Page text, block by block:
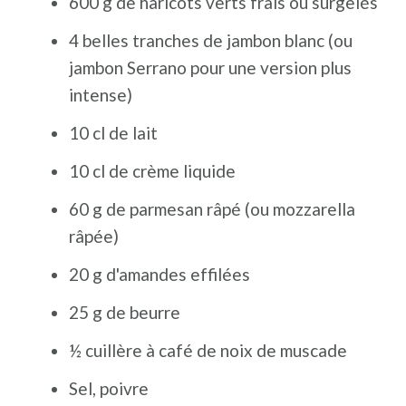
4 belles tranches de jambon blanc (ou
jambon Serrano pour une version plus
intense)
10 cl de lait
10 cl de crème liquide
60 g de parmesan râpé (ou mozzarella
râpée)
20 g d'amandes effilées
25 g de beurre
½ cuillère à café de noix de muscade
Sel, poivre